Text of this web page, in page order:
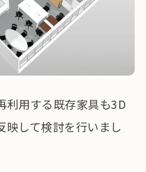
利用する既存家具も3D
映して検討を行いまし